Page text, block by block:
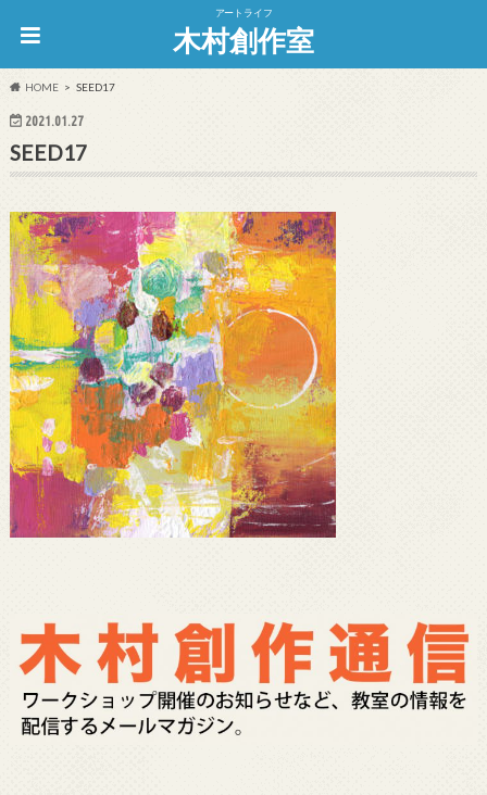
アートライフ
木村創作室
HOME SEED17
2021.01.27
SEED17